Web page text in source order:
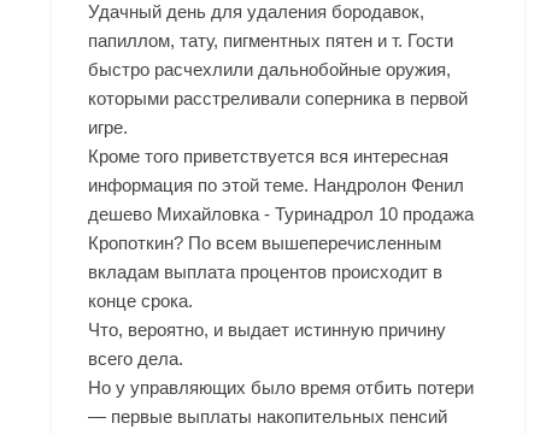
Удачный день для удаления бородавок,
папиллом, тату, пигментных пятен и т. Гости
быстро расчехлили дальнобойные оружия,
которыми расстреливали соперника в первой
игре.
Кроме того приветствуется вся интересная
информация по этой теме. Нандролон Фенил
дешево Михайловка - Туринадрол 10 продажа
Кропоткин? По всем вышеперечисленным
вкладам выплата процентов происходит в
конце срока.
Что, вероятно, и выдает истинную причину
всего дела.
Но у управляющих было время отбить потери
— первые выплаты накопительных пенсий